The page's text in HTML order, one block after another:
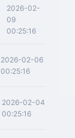
2026-02-
09
00:25:16
2026-02-06
00:25:16
2026-02-04
00:25:16